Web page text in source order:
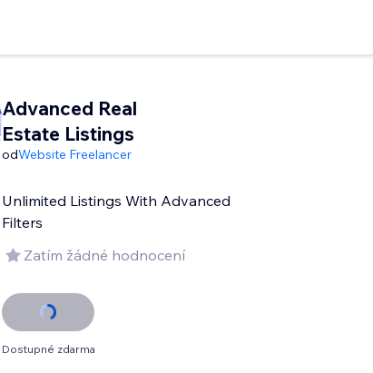
Advanced Real
Estate Listings
odWebsite Freelancer
Unlimited Listings With Advanced
Filters
Zatím žádné hodnocení
Dostupné zdarma